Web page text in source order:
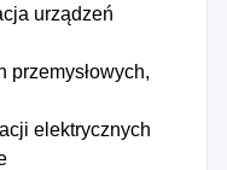
urządzeń
przemysłowych,
elektrycznych